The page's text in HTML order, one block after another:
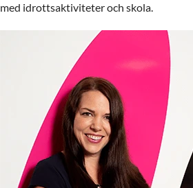
med idrottsaktiviteter och skola.